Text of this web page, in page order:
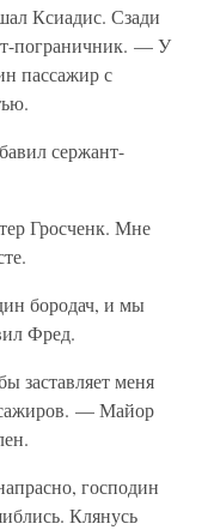
Ксиадис. Сзади
пограничник. — У
пассажир с
сержант-
Гросченк. Мне
бородач, и мы
Фред.
заставляет меня
— Майор
господин
Клянусь